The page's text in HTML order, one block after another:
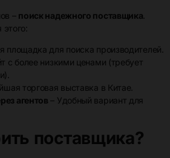
– поиск надежного поставщика
площадка для поиска производителей.
с более низкими ценами (требует
торговая выставка в Китае.
агентов – Удобный вариант для
поставщика?